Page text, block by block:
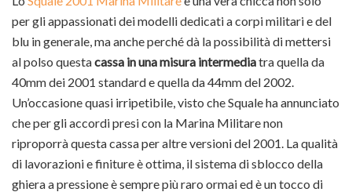
per gli appassionati dei modelli dedicati a corpi militari e del
blu in generale, ma anche perché dà la possibilità di mettersi
al polso questacassa in una misura intermediatra quella da
40mm dei 2001 standard e quella da 44mm del 2002.
Un’occasione quasi irripetibile, visto che Squale ha annunciato
che per gli accordi presi con la Marina Militare non
riproporrà questa cassa per altre versioni del 2001. La qualità
di lavorazioni e finiture è ottima, il sistema di sblocco della
ghiera a pressione è sempre più raro ormai ed è un tocco di